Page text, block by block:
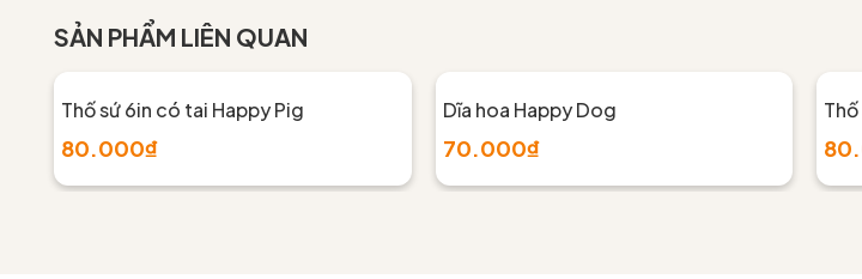
SẢN PHẨM LIÊN QUAN
Thố sứ 6in có tai Happy Pig
80.000₫
Dĩa hoa Happy Dog
70.000₫